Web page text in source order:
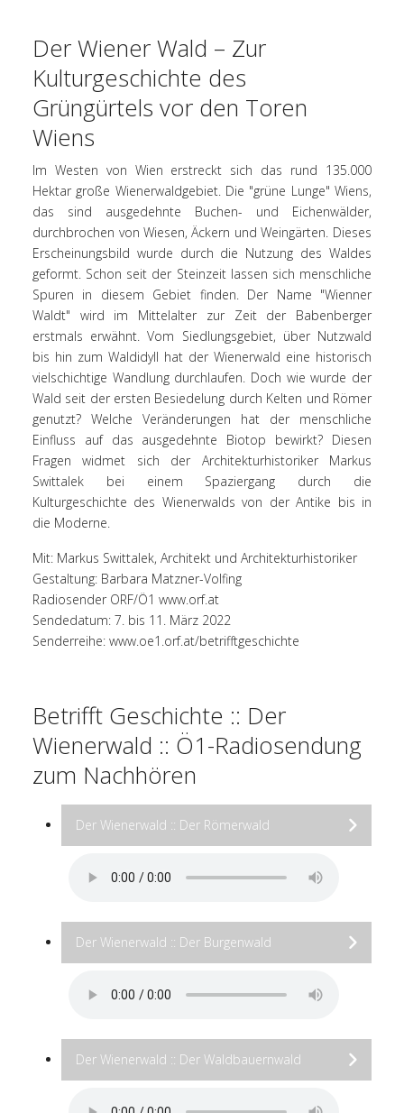
Der Wiener Wald – Zur
Kulturgeschichte des
Grüngürtels vor den Toren
Wiens
Im Westen von Wien erstreckt sich das rund 135.000
Hektar große Wienerwaldgebiet. Die "grüne Lunge" Wiens,
das sind ausgedehnte Buchen- und Eichenwälder,
durchbrochen von Wiesen, Äckern und Weingärten. Dieses
Erscheinungsbild wurde durch die Nutzung des Waldes
geformt. Schon seit der Steinzeit lassen sich menschliche
Spuren in diesem Gebiet finden. Der Name "Wienner
Waldt" wird im Mittelalter zur Zeit der Babenberger
erstmals erwähnt. Vom Siedlungsgebiet, über Nutzwald
bis hin zum Waldidyll hat der Wienerwald eine historisch
vielschichtige Wandlung durchlaufen. Doch wie wurde der
Wald seit der ersten Besiedelung durch Kelten und Römer
genutzt? Welche Veränderungen hat der menschliche
Einfluss auf das ausgedehnte Biotop bewirkt? Diesen
Fragen widmet sich der Architekturhistoriker Markus
Swittalek bei einem Spaziergang durch die
Kulturgeschichte des Wienerwalds von der Antike bis in
die Moderne.
Mit: Markus Swittalek, Architekt und Architekturhistoriker
Gestaltung: Barbara Matzner-Volfing
Radiosender ORF/Ö1www.orf.at
Sendedatum: 7. bis 11. März 2022
Senderreihe:www.oe1.orf.at/betrifftgeschichte
Betrifft Geschichte :: Der
Wienerwald :: Ö1-Radiosendung
zum Nachhören
Der Wienerwald :: Der Römerwald
Der Wienerwald :: Der Burgenwald
Der Wienerwald :: Der Waldbauernwald